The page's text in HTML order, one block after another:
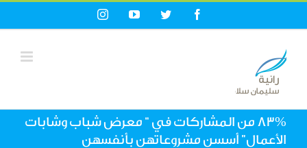
to
content
Facebook
Twitter
YouTube
Instagram
83% من المشاركات في “ معرض شباب وشابات
الأعمال” أسسن مشروعاتهن بأنفسهن